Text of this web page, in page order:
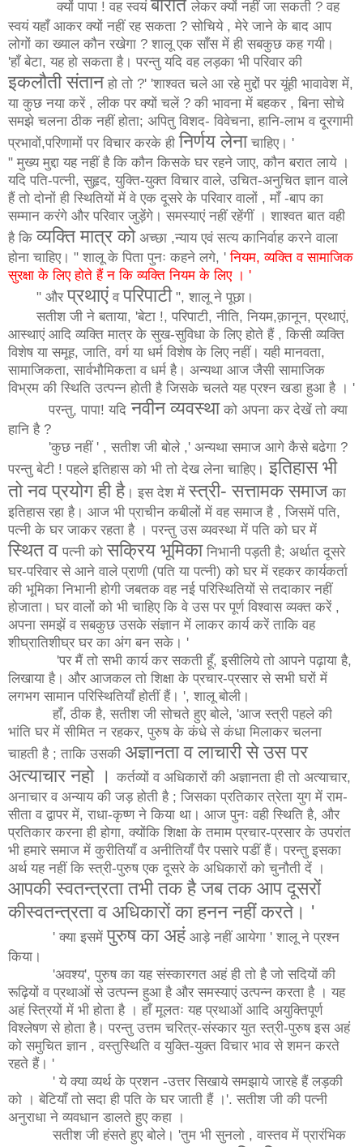
क्यों पापा ! वह स्वयंबारात लेकर क्यों नहीं जा सकती ? वह
स्वयं यहाँ आकर क्यों नहीं रह सकता ? सोचिये , मेरे जाने के बाद आप
लोगों का ख्याल कौन रखेगा ? शालू एक साँस में ही सबकुछ कह गयी।
'हाँ बेटा, यह हो सकता है। परन्तु यदि वह लड़का भी परिवार की
इकलौती संतानहो तो ?' 'शाश्वत चले आ रहे मुद्दों पर यूंही भावावेश में,
या कुछ नया करें , लीक पर क्यों चलें ? की भावना में बहकर , बिना सोचे
समझे चलना ठीक नहीं होता; अपितु विशद- विवेचना, हानि-लाभ व दूरगामी
प्रभावों,परिणामों पर विचार करके हीनिर्णय लेनाचाहिए। '
" मुख्य मुद्दा यह नहीं है कि कौन किसके घर रहने जाए, कौन बरात लाये ।
यदि पति-पत्नी, सुहृद, युक्ति-युक्त विचार वाले, उचित-अनुचित ज्ञान वाले
हैं तो दोनों ही स्थितियों में वे एक दूसरे के परिवार वालों , माँ -बाप का
सम्मान करंगे और परिवार जुड़ेंगे। समस्याएं नहीं रहेंगीं । शाश्वत बात वही
है किव्यक्ति मात्र कोअच्छा ,न्याय एवं सत्य कानिर्वाह करने वाला
होना चाहिए। " शालू के पिता पुनः कहने लगे, 'नियम,व्यक्ति व सामाजिक
सुरक्षा के लिए होते हैं न कि व्यक्ति नियम के लिए । '
" औरप्रथाएंवपरिपाटी", शालू ने पूछा।
सतीश जी ने बताया, 'बेटा !, परिपाटी, नीति, नियम,क़ानून, प्रथाएं,
आस्थाएं आदि व्यक्ति मात्र के सुख-सुविधा के लिए होते हैं , किसी व्यक्ति
विशेष या समूह, जाति, वर्ग या धर्म विशेष के लिए नहीं। यही मानवता,
सामाजिकता, सार्वभौमिकता व धर्म है। अन्यथा आज जैसी सामाजिक
विभ्रम की स्थिति उत्पन्न होती है जिसके चलते यह प्रश्न खडा हुआ है । '
परन्तु, पापा! यदि नवीन व्यवस्थाको अपना कर देखें तो क्या
हानि है ?
'कुछ नहीं ' , सतीश जी बोले ,' अन्यथा समाज आगे कैसे बढेगा ?
परन्तु बेटी ! पहले इतिहास को भी तो देख लेना चाहिए। इतिहास भी
तो नव प्रयोग ही है। इस देश मेंस्त्री-सत्तामक समाज का
इतिहास रहा है। आज भी प्राचीन कबीलों में वह समाज है , जिसमें पति,
पत्नी के घर जाकर रहता है । परन्तु उस व्यवस्था में पति को घर में
स्थित व पत्नी कोसक्रिय भूमिकानिभानी पड़ती है; अर्थात दूसरे
घर-परिवार से आने वाले प्राणी (पति या पत्नी) को घर में रहकर कार्यकर्ता
की भूमिका निभानी होगी जबतक वह नई परिस्थितियों से तदाकार नहीं
होजाता। घर वालों को भी चाहिए कि वे उस पर पूर्ण विश्वास व्यक्त करें ,
अपना समझें व सबकुछ उसके संज्ञान में लाकर कार्य करें ताकि वह
शीघ्रातिशीघ्र घर का अंग बन सके। '
'पर मैं तो सभी कार्य कर सकती हूँ, इसीलिये तो आपने पढ़ाया है,
लिखाया है। और आजकल तो शिक्षा के प्रचार-प्रसार से सभी घरों में
लगभग सामान परिस्थितियाँ होतीं हैं। ', शालू बोली।
हाँ, ठीक है, सतीश जी सोचते हुए बोले, 'आज स्त्री पहले की
भांति घर में सीमित न रहकर, पुरुष के कंधे से कंधा मिलाकर चलना
चाहती है ; ताकि उसकी अज्ञानता व लाचारी से उस पर
अत्याचार नहो । कर्तव्यों व अधिकारों की अज्ञानता ही तो अत्याचार,
अनाचार व अन्याय की जड़ होती है ; जिसका प्रतिकार त्रेता युग में राम-
सीता व द्वापर में, राधा-कृष्ण ने किया था। आज पुनः वही स्थिति है, और
प्रतिकार करना ही होगा, क्योंकि शिक्षा के तमाम प्रचार-प्रसार के उपरांत
भी हमारे समाज में कुरीतियाँ व अनीतियाँ पैर पसारे पडीं हैं। परन्तु इसका
अर्थ यह नहीं कि स्त्री-पुरुष एक दूसरे के अधिकारों को चुनौती दें ।
आपकी स्वतन्त्रता तभी तक है जब तक आप दूसरों
कीस्वतन्त्रता व अधिकारों का हनन नहीं करते। '
' क्या इसमेंपुरुष का अहंआड़े नहीं आयेगा ' शालू ने प्रश्न
किया।
'अवश्य', पुरुष का यह संस्कारगत अहं ही तो है जो सदियों की
रूढ़ियों व प्रथाओं से उत्पन्न हुआ है और समस्याएं उत्पन्न करता है । यह
अहं स्त्रियों में भी होता है । हाँ मूलतः यह प्रथाओं आदि अयुक्तिपूर्ण
विश्लेषण से होता है। परन्तु उत्तम चरित्र-संस्कार युत स्त्री-पुरुष इस अहं
को समुचित ज्ञान , वस्तुस्थिति व युक्ति-युक्त विचार भाव से शमन करते
रहते हैं। '
' ये क्या व्यर्थ के प्रशन -उत्तर सिखाये समझाये जारहे हैं लड़की
को । बेटियाँ तो सदा ही पति के घर जाती हैं ।'. सतीश जी की पत्नी
अनुराधा ने व्यवधान डालते हुए कहा ।
सतीश जी हंसते हुए बोले। 'तुम भी सुनलो , वास्तव में प्रारंभिक